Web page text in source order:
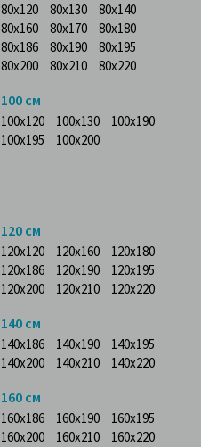
80x120 80x130
80x140
80x160
80x170
80x180
80x186
80x190
80x195
80x200
80x210 80x220
100 см
100x120 100x130
100x190
100x195
100x200
120 см
120x120 120x160
120x180
120x186
120x190
120x195
120x200
120x210 120x220
140 см
140x186 140x190
140x195
140x200
140x210 140x220
160 см
160x186 160x190
160x195
160x200
160x210 160x220